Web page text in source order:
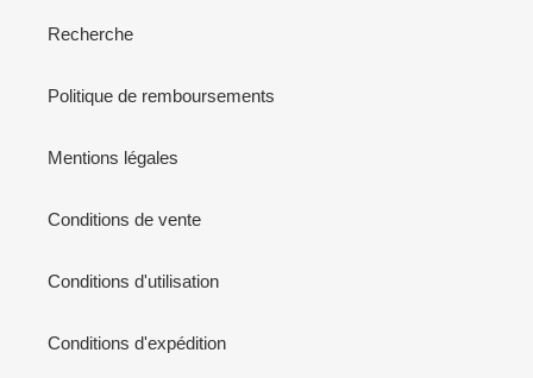
Recherche
Politique de remboursements
Mentions légales
Conditions de vente
Conditions d'utilisation
Conditions d'expédition